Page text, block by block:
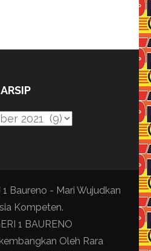
ARSIP
1 Baureno - Mari Wujudkan
Kompeten.
1 BAURENO
Oleh Rara